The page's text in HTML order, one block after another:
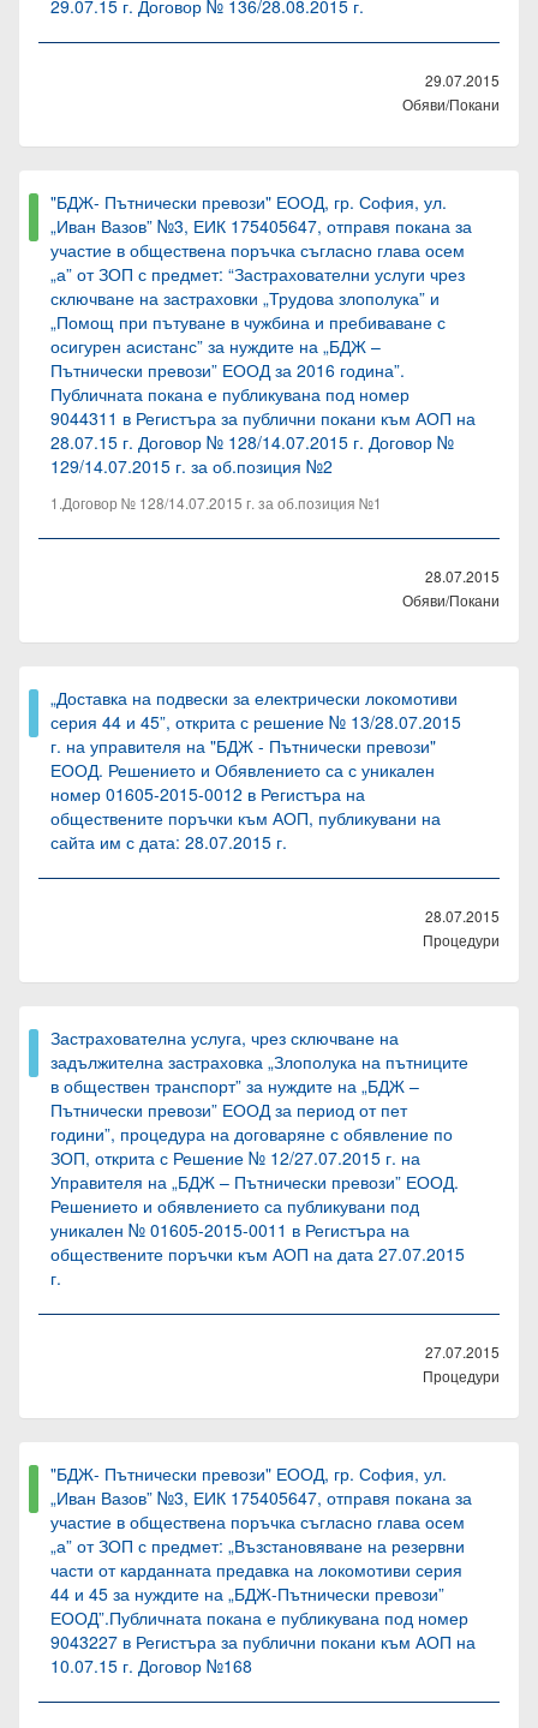
29.07.15 г. Договор № 136/28.08.2015 г.
29.07.2015
Обяви/Покани
"БДЖ- Пътнически превози" ЕООД, гр. София, ул.
„Иван Вазов” №3, ЕИК 175405647, отправя покана за
участие в обществена поръчка съгласно глава осем
„а” от ЗОП с предмет: “Застрахователни услуги чрез
сключване на застраховки „Трудова злополука” и
„Помощ при пътуване в чужбина и пребиваване с
осигурен асистанс” за нуждите на „БДЖ –
Пътнически превози” ЕООД за 2016 година”.
Публичната покана е публикувана под номер
9044311 в Регистъра за публични покани към АОП на
28.07.15 г. Договор № 128/14.07.2015 г. Договор №
129/14.07.2015 г. за об.позиция №2
1.Договор № 128/14.07.2015 г. за об.позиция №1
28.07.2015
Обяви/Покани
„Доставка на подвески за електрически локомотиви
серия 44 и 45”, открита с решение № 13/28.07.2015
г. на управителя на "БДЖ - Пътнически превози"
ЕООД. Решението и Обявлението са с уникален
номер 01605-2015-0012 в Регистъра на
обществените поръчки към АОП, публикувани на
сайта им с дата: 28.07.2015 г.
28.07.2015
Процедури
Застрахователна услуга, чрез сключване на
задължителна застраховка „Злополука на пътниците
в обществен транспорт” за нуждите на „БДЖ –
Пътнически превози” ЕООД за период от пет
години”, процедура на договаряне с обявление по
ЗОП, открита с Решение № 12/27.07.2015 г. на
Управителя на „БДЖ – Пътнически превози” ЕООД.
Решението и обявлението са публикувани под
уникален № 01605-2015-0011 в Регистъра на
обществените поръчки към АОП на дата 27.07.2015
г.
27.07.2015
Процедури
"БДЖ- Пътнически превози" ЕООД, гр. София, ул.
„Иван Вазов” №3, ЕИК 175405647, отправя покана за
участие в обществена поръчка съгласно глава осем
„а” от ЗОП с предмет: „Възстановяване на резервни
части от карданната предавка на локомотиви серия
44 и 45 за нуждите на „БДЖ-Пътнически превози”
ЕООД”.Публичната покана е публикувана под номер
9043227 в Регистъра за публични покани към АОП на
10.07.15 г. Договор №168